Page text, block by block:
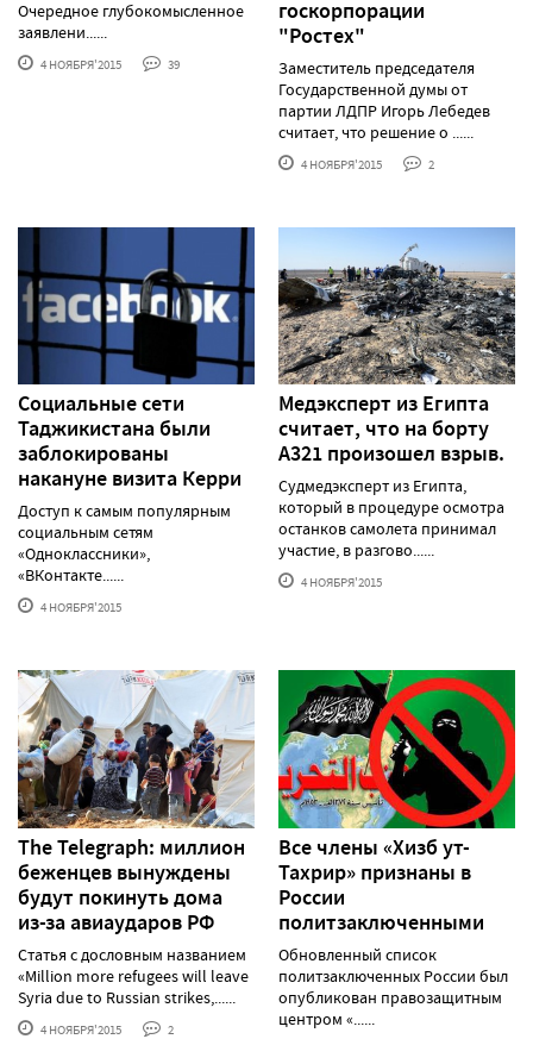
Очередное глубокомысленное
заявлени......
4 НОЯБРЯ'2015 39
госкорпорации
"Ростех"
Заместитель председателя
Государственной думы от
партии ЛДПР Игорь Лебедев
считает, что решение о ......
4 НОЯБРЯ'2015 2
Социальные сети
Таджикистана были
заблокированы
накануне визита Керри
Доступ к самым популярным
социальным сетям
«Одноклассники»,
«ВКонтакте......
4 НОЯБРЯ'2015
Медэксперт из Египта
считает, что на борту
А321 произошел взрыв.
Судмедэксперт из Египта,
который в процедуре осмотра
останков самолета принимал
участие, в разгово......
4 НОЯБРЯ'2015
The Telegraph: миллион
беженцев вынуждены
будут покинуть дома
из-за авиаударов РФ
Статья с дословным названием
«Million more refugees will leave
Syria due to Russian strikes,......
4 НОЯБРЯ'2015 2
Все члены «Хизб ут-
Тахрир» признаны в
России
политзаключенными
Обновленный список
политзаключенных России был
опубликован правозащитным
центром «......